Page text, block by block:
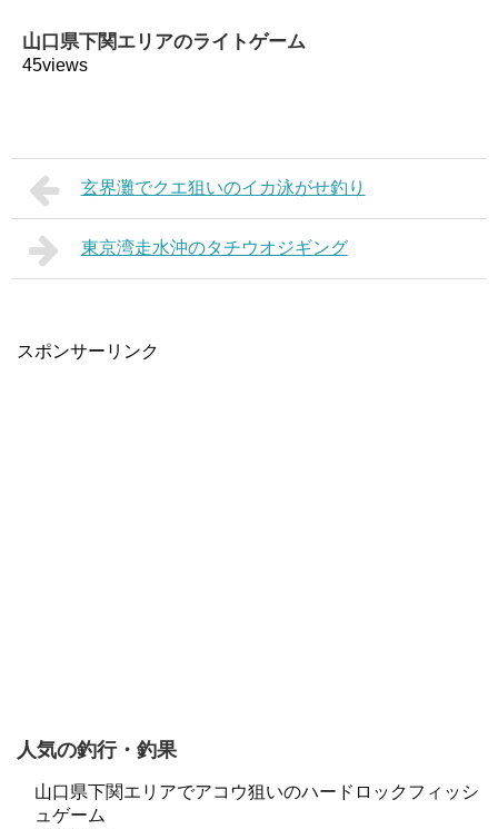
山口県下関エリアのライトゲーム
45views
玄界灘でクエ狙いのイカ泳がせ釣り
東京湾走水沖のタチウオジギング
スポンサーリンク
人気の釣行・釣果
山口県下関エリアでアコウ狙いのハードロックフィッシ
ュゲーム